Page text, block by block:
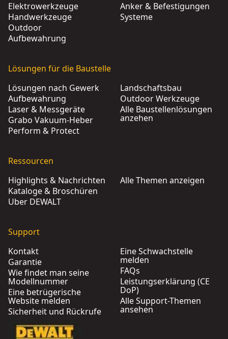
Elektrowerkzeuge
Handwerkzeuge
Outdoor
Aufbewahrung
Anker & Befestigungen
Systeme
Lösungen für die Baustelle
Lösungen nach Gewerk
Aufbewahrung
Laser & Messgeräte
Grabo Vakuum-Heber
Perform & Protect
Landschaftsbau
Outdoor Werkzeuge
Alle Baustellenlösungen
anzehen
Ressourcen
Highlights & Nachrichten
Kataloge & Broschüren
Über DEWALT
Alle Themen anzeigen
Support
Kontakt
Garantie
Wie findet man seine
Modellnummer
Eine betrügerische
Website melden
Sicherheit und Rückrufe
Eine Schwachstelle
melden
FAQs
Leistungserklärung (CE
DoP)
Alle Support-Themen
ansehen